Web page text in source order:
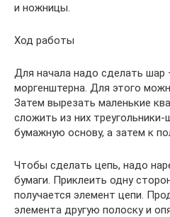
и ножницы.
Ход работы
Для начала надо сделать шар
моргенштерна. Для этого
Затем вырезать маленькие
сложить из них
бумажную основу, а затем к
Чтобы сделать цепь, надо
бумаги. Приклеить одну
получается элемент цепи.
элемента другую полоску и